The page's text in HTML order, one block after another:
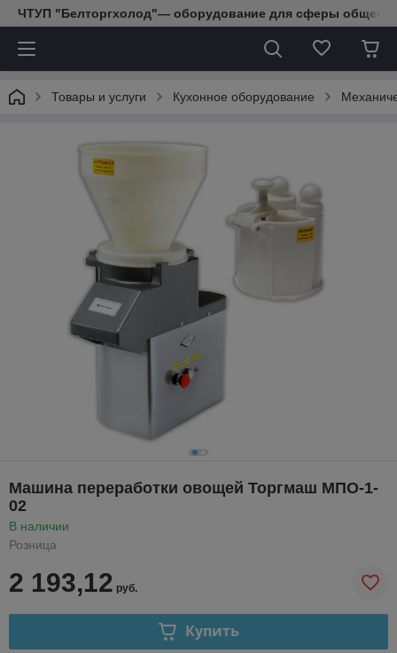
ЧТУП "Белторгхолод"— оборудование для сферы
Товары и услуги Кухонное оборудование
Машина переработки овощей Торгмаш МПО-1-
02
В наличии
Розница
2 193,12 руб.
Купить